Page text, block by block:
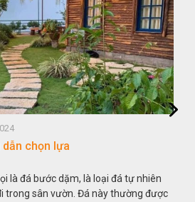
chọn lựa
đá bước dặm, là loại đá tự nhiên
sân vườn. Đá này thường được